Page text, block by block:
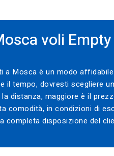
voli
a Mosca è un modo
il tempo, dovresti scegliere
distanza, maggiore è il
comodità, in condizioni di
completa disposizione del